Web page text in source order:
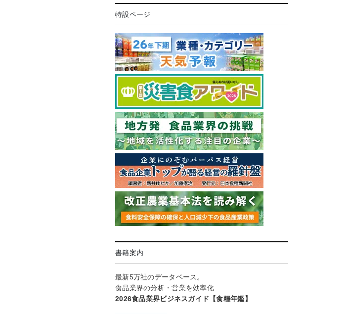
特設ページ
書籍案内
最新5万社のデータベース。
食品業界の分析・営業を効率化
2026食品業界ビジネスガイド【食糧年鑑】